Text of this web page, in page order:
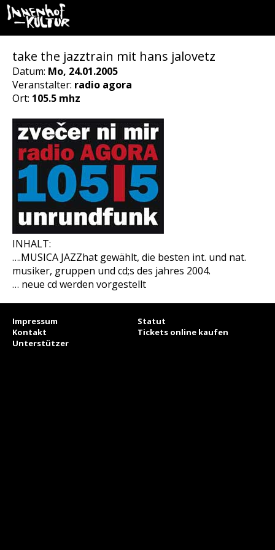
take the jazztrain mit hans jalovetz
Datum: Mo, 24.01.2005
Veranstalter: radio agora
Ort: 105.5 mhz
INHALT:
….MUSICA JAZZhat gewählt, die besten int. und nat.
musiker, gruppen und cd;s des jahres 2004.
… neue cd werden vorgestellt
Impressum
Statut
Kontakt
Tickets online kaufen
Unterstützer